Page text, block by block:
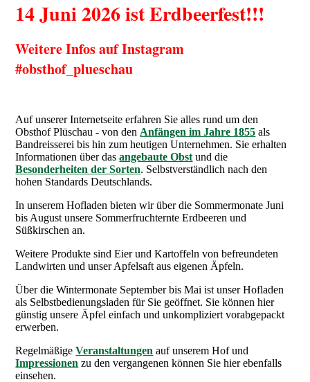
14 Juni 2026 ist Erdbeerfest!!!
Weitere Infos auf Instagram
#obsthof_plueschau
Auf unserer Internetseite erfahren Sie alles rund um den
Obsthof Plüschau - von den Anfängen im Jahre 1855 als
Bandreisserei bis hin zum heutigen Unternehmen. Sie erhalten
Informationen über dasangebaute Obst und die
Besonderheiten der Sorten. Selbstverständlich nach den
hohen Standards Deutschlands.
In unserem Hofladen bieten wir über die Sommermonate Juni
bis August unsere Sommerfruchternte Erdbeeren und
Süßkirschen an.
Weitere Produkte sind Eier und Kartoffeln von befreundeten
Landwirten und unser Apfelsaft aus eigenen Äpfeln.
Über die Wintermonate September bis Mai ist unser Hofladen
als Selbstbedienungsladen für Sie geöffnet. Sie können hier
günstig unsere Äpfel einfach und unkompliziert vorabgepackt
erwerben.
RegelmäßigeVeranstaltungen auf unserem Hof und
Impressionen zu den vergangenen können Sie hier ebenfalls
einsehen.